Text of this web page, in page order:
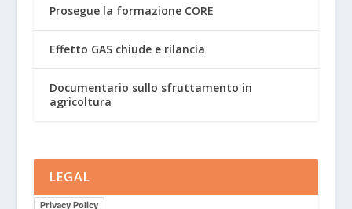
Prosegue la formazione CORE
Effetto GAS chiude e rilancia
Documentario sullo sfruttamento in
agricoltura
LEGAL
Privacy Policy